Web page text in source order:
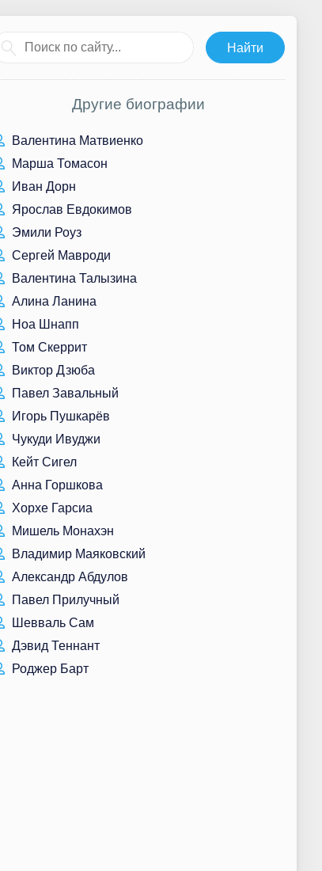
Другие биографии
Валентина Матвиенко
Марша Томасон
Иван Дорн
Ярослав Евдокимов
Эмили Роуз
Сергей Мавроди
Валентина Талызина
Алина Ланина
Ноа Шнапп
Том Скеррит
Виктор Дзюба
Павел Завальный
Игорь Пушкарёв
Чукуди Ивуджи
Кейт Сигел
Анна Горшкова
Хорхе Гарсиа
Мишель Монахэн
Владимир Маяковский
Александр Абдулов
Павел Прилучный
Шевваль Сам
Дэвид Теннант
Роджер Барт